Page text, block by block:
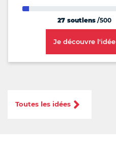
27 soutiens /500
Je découvre l'idée
Toutes les idées